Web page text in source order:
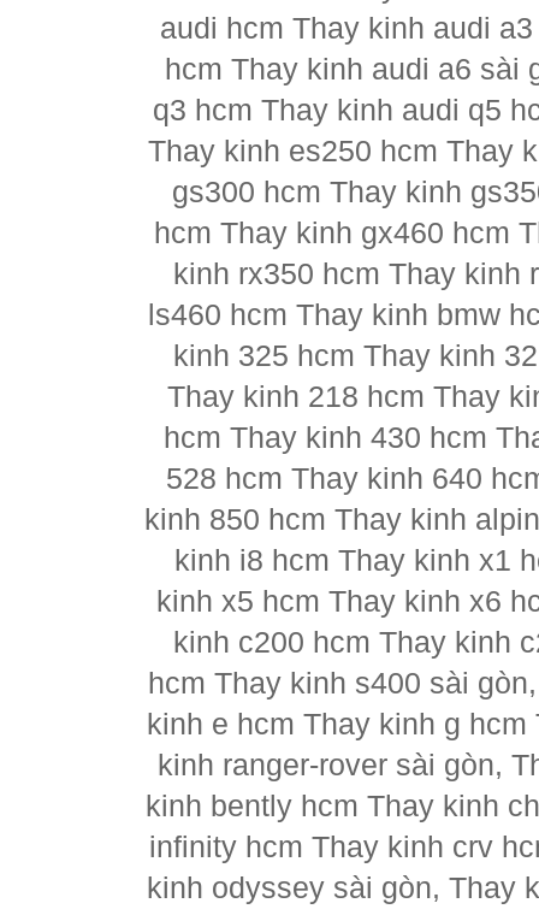
audi hcm Thay kinh audi
hcm Thay kinh audi a6 sài
q3 hcm Thay kinh audi q5
Thay kinh es250 hcm Thay
gs300 hcm Thay kinh
hcm Thay kinh gx460 hcm
kinh rx350 hcm Thay kinh
ls460 hcm Thay kinh bmw
kinh 325 hcm Thay kinh
Thay kinh 218 hcm Thay
hcm Thay kinh 430 hcm
528 hcm Thay kinh 640
kinh 850 hcm Thay kinh
kinh i8 hcm Thay kinh x1
kinh x5 hcm Thay kinh x6
kinh c200 hcm Thay kinh
hcm Thay kinh s400 sài
kinh e hcm Thay kinh g
kinh ranger-rover sài gòn,
kinh bently hcm Thay kinh
infinity hcm Thay kinh crv
kinh odyssey sài gòn, Thay